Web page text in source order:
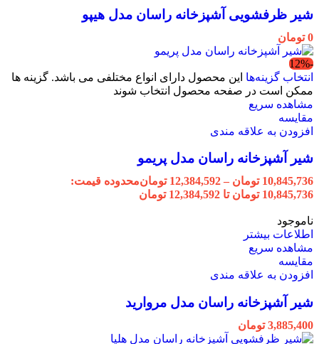
شیر ظرفشویی آشپزخانه راسان مدل هیپو
0 تومان
-12%
انتخاب گزینه‌ها این محصول دارای انواع مختلفی می باشد. گزینه ها
ممکن است در صفحه محصول انتخاب شوند
مشاهده سریع
مقایسه
افزودن به علاقه مندی
شیر آشپزخانه راسان مدل پریمو
10,845,736 تومان –
12,384,592 تومانمحدوده قیمت:
10,845,736 تومان تا 12,384,592 تومان
ناموجود
اطلاعات بیشتر
مشاهده سریع
مقایسه
افزودن به علاقه مندی
شیر آشپزخانه راسان مدل مروارید
3,885,400 تومان